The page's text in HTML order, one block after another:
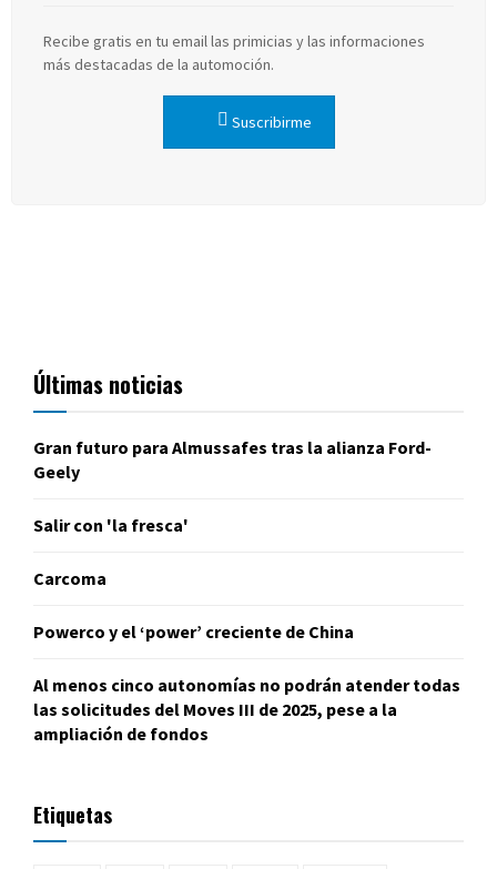
Recibe gratis en tu email las primicias y las informaciones
más destacadas de la automoción.
Suscribirme
Últimas noticias
Gran futuro para Almussafes tras la alianza Ford-
Geely
Salir con 'la fresca'
Carcoma
Powerco y el ‘power’ creciente de China
Al menos cinco autonomías no podrán atender todas
las solicitudes del Moves III de 2025, pese a la
ampliación de fondos
Etiquetas